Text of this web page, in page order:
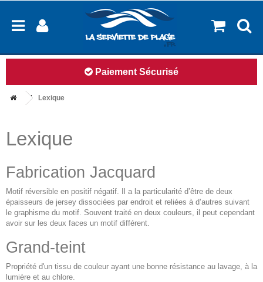
Paiement Sécurisé
Lexique
Lexique
Fabrication Jacquard
Motif réversible en positif négatif. Il a la particularité d’être de deux
épaisseurs de jersey dissociées par endroit et reliées à d’autres suivant
le graphisme du motif. Souvent traité en deux couleurs, il peut cependant
avoir sur les deux faces un motif différent.
Grand-teint
Propriété d'un tissu de couleur ayant une bonne résistance au lavage, à la
lumière et au chlore.